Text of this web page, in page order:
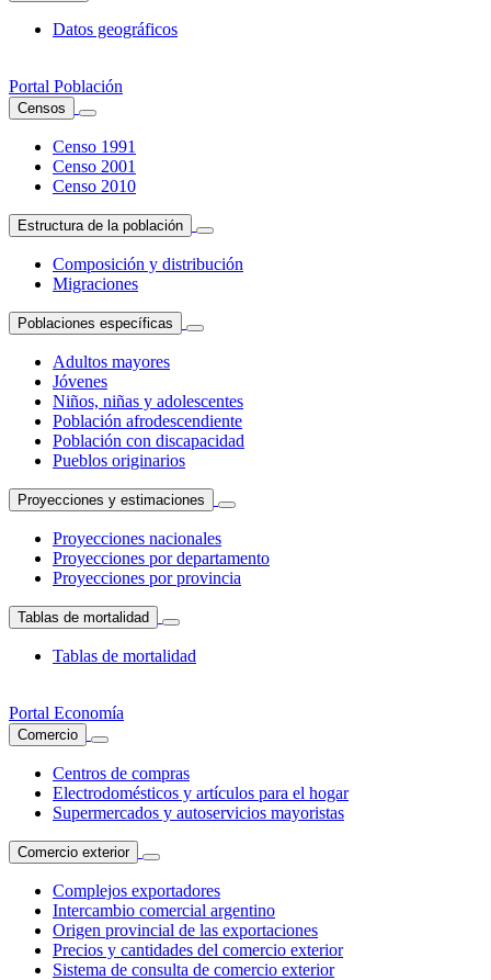
Datos geográficos
Portal Población
Censos
Censo 1991
Censo 2001
Censo 2010
Estructura de la población
Composición y distribución
Migraciones
Poblaciones específicas
Adultos mayores
Jóvenes
Niños, niñas y adolescentes
Población afrodescendiente
Población con discapacidad
Pueblos originarios
Proyecciones y estimaciones
Proyecciones nacionales
Proyecciones por departamento
Proyecciones por provincia
Tablas de mortalidad
Tablas de mortalidad
Portal Economía
Comercio
Centros de compras
Electrodomésticos y artículos para el hogar
Supermercados y autoservicios mayoristas
Comercio exterior
Complejos exportadores
Intercambio comercial argentino
Origen provincial de las exportaciones
Precios y cantidades del comercio exterior
Sistema de consulta de comercio exterior